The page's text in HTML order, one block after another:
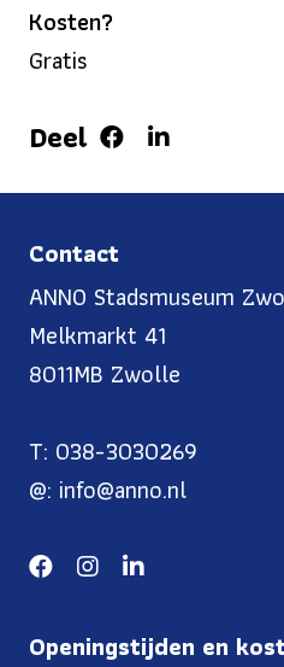
Kosten?
Gratis
Deel
Contact
ANNO Stadsmuseum
Melkmarkt 41
8011MB Zwolle
T: 038-3030269
@: info@anno.nl
Openingstijden en